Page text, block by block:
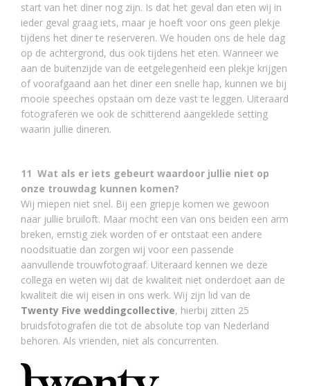
start van het diner nog zijn. Is dat het geval dan eten wij in
ieder geval graag iets, maar je hoeft voor ons geen plekje
tijdens het diner te reserveren. We houden ons de hele dag
op de achtergrond, dus ook tijdens het eten. Wanneer we
aan de buitenzijde van de eetgelegenheid een plekje krijgen
of voorafgaand aan het diner een snelle hap, kunnen we bij
mooie speeches opstaan om deze vast te leggen. Uiteraard
fotograferen we ook de schitterend aangeklede setting
waarin jullie dineren.
11 Wat als er iets gebeurt waardoor jullie niet op
onze trouwdag kunnen komen?
Wij miepen niet snel. Bij een griepje komen we gewoon
naar jullie bruiloft. Maar mocht een van ons beiden een arm
breken, ernstig ziek worden of er ontstaat een andere
noodsituatie dan zorgen wij voor een passende
aanvullende trouwfotograaf. Uiteraard kennen we deze
collega en weten wij dat de kwaliteit niet onderdoet aan de
kwaliteit die wij eisen in ons werk. Wij zijn lid van de
Twenty Five weddingcollective, hierbij zitten 25
bruidsfotografen die tot de absolute top van Nederland
behoren. Als vrienden, niet als concurrenten.